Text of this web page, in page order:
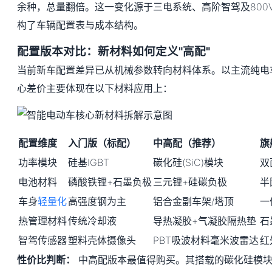
余种，总量翻倍。这一变化源于三电系统、高阶智驾及
构了车辆配置表与成本结构。
配置版本对比：新材料如何定义"高配"
当前新车配置差异已从机械参数转向材料体系。以主流纯
心差价主要体现在以下材料应用上：
配置维度 入门版（标配） 中高配（推荐）
旗
功率模块
硅基IGBT 碳化硅(SiC)模块
电池材料
磷酸铁锂+石墨负极 三元锂+硅碳负极
半
车身轻量化高强度钢为主 铝合金副车架/塔顶
一
热管理材料传统冷却液 导热凝胶+气凝胶隔热垫 石
智驾传感器塑料壳体摄像头 PBT吸波材料毫米波雷达红
性价比判断：
中高配版本最值得购买。其搭载的碳化硅模